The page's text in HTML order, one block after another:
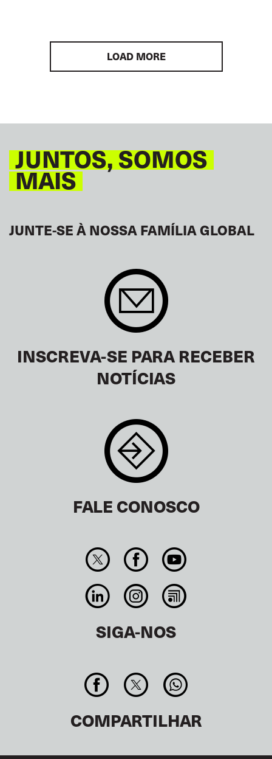
LOAD MORE
JUNTOS, SOMOS
MAIS
JUNTE-SE À NOSSA FAMÍLIA GLOBAL
INSCREVA-SE PARA RECEBER
NOTÍCIAS
FALE CONOSCO
SIGA-NOS
COMPARTILHAR